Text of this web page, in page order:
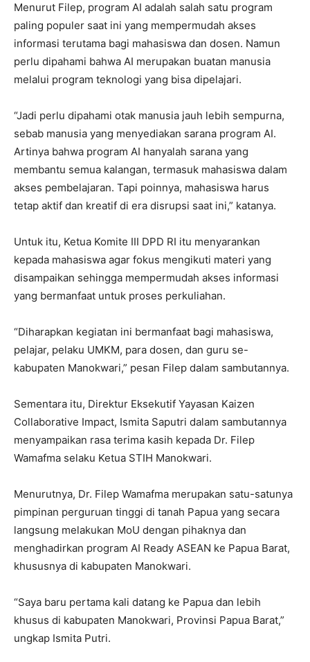
Menurut Filep, program AI adalah salah satu program
paling populer saat ini yang mempermudah akses
informasi terutama bagi mahasiswa dan dosen. Namun
perlu dipahami bahwa AI merupakan buatan manusia
melalui program teknologi yang bisa dipelajari.
“Jadi perlu dipahami otak manusia jauh lebih sempurna,
sebab manusia yang menyediakan sarana program AI.
Artinya bahwa program AI hanyalah sarana yang
membantu semua kalangan, termasuk mahasiswa dalam
akses pembelajaran. Tapi poinnya, mahasiswa harus
tetap aktif dan kreatif di era disrupsi saat ini,” katanya.
Untuk itu, Ketua Komite III DPD RI itu menyarankan
kepada mahasiswa agar fokus mengikuti materi yang
disampaikan sehingga mempermudah akses informasi
yang bermanfaat untuk proses perkuliahan.
“Diharapkan kegiatan ini bermanfaat bagi mahasiswa,
pelajar, pelaku UMKM, para dosen, dan guru se-
kabupaten Manokwari,” pesan Filep dalam sambutannya.
Sementara itu, Direktur Eksekutif Yayasan Kaizen
Collaborative Impact, Ismita Saputri dalam sambutannya
menyampaikan rasa terima kasih kepada Dr. Filep
Wamafma selaku Ketua STIH Manokwari.
Menurutnya, Dr. Filep Wamafma merupakan satu-satunya
pimpinan perguruan tinggi di tanah Papua yang secara
langsung melakukan MoU dengan pihaknya dan
menghadirkan program AI Ready ASEAN ke Papua Barat,
khususnya di kabupaten Manokwari.
“Saya baru pertama kali datang ke Papua dan lebih
khusus di kabupaten Manokwari, Provinsi Papua Barat,”
ungkap Ismita Putri.